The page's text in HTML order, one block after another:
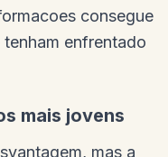
consegue
enfrentado
mais jovens
mas a